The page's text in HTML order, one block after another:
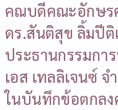
คณบดีคณะอักษร
ดร.สันติสุข ลิ้มปีติ
ประธานกรรมกา
เอส เทลลิเจนซ์
ในบันทึกข้อตกลง